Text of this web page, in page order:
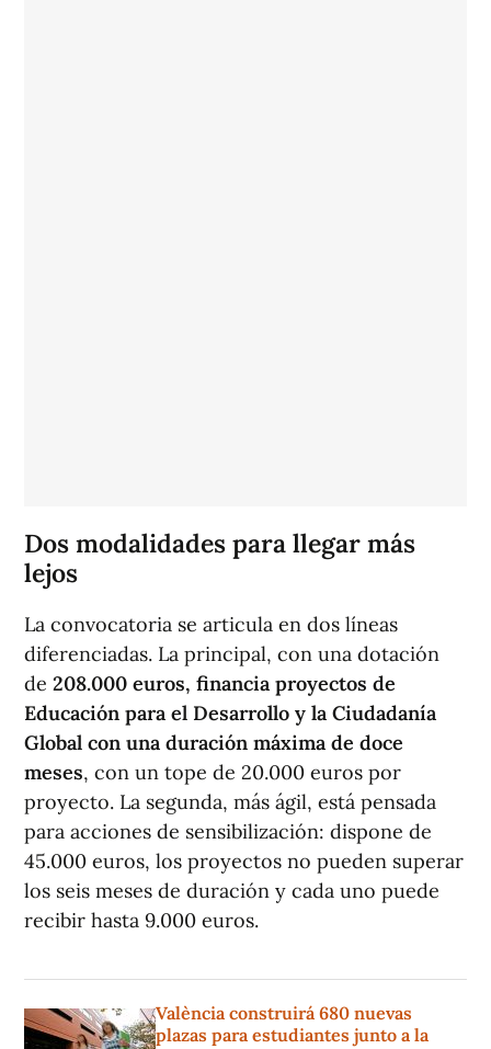
Dos modalidades para llegar más
lejos
La convocatoria se articula en dos líneas
diferenciadas. La principal, con una dotación
de 208.000 euros, financia proyectos de
Educación para el Desarrollo y la Ciudadanía
Global con una duración máxima de doce
meses, con un tope de 20.000 euros por
proyecto. La segunda, más ágil, está pensada
para acciones de sensibilización: dispone de
45.000 euros, los proyectos no pueden superar
los seis meses de duración y cada uno puede
recibir hasta 9.000 euros.
València construirá 680 nuevas
plazas para estudiantes junto a la